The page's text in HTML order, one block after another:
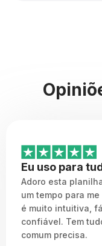
Eu uso para
Adoro esta
um tempo para
é muito intuitiva,
confiável. Tem
comum precisa.